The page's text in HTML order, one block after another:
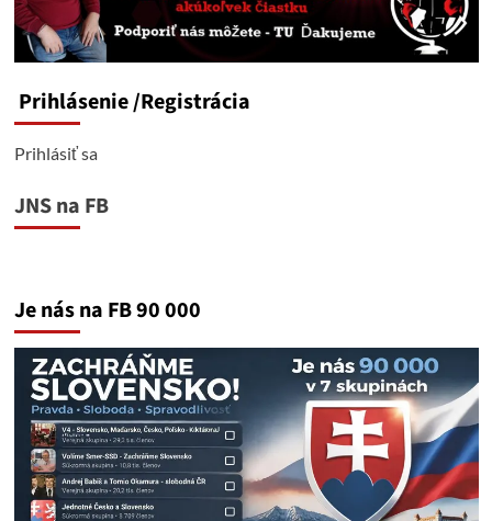
Prihlásenie/Registrácia
Prihlásiť sa
JNS na FB
Je nás na FB 90 000